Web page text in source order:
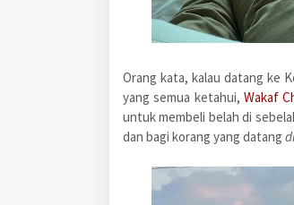
Orang kata, kalau datang ke
yang semua ketahui, Wakaf
untuk membeli belah di
dan bagi korang yang datang